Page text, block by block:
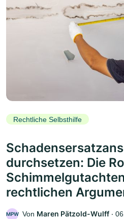
Rechtliche Selbsthilfe
durchsetzen: Die
rechtlichen
MPW Von Maren Pätzold-Wulff ‧